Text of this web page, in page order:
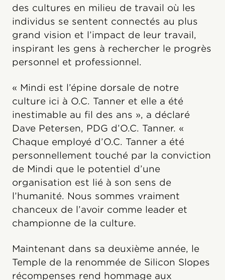
des cultures en milieu de travail où les
individus se sentent connectés au plus
grand vision et l’impact de leur travail,
inspirant les gens à rechercher le progrès
personnel et professionnel.
« Mindi est l’épine dorsale de notre
culture ici à O.C. Tanner et elle a été
inestimable au fil des ans », a déclaré
Dave Petersen, PDG d’O.C. Tanner. «
Chaque employé d’O.C. Tanner a été
personnellement touché par la conviction
de Mindi que le potentiel d’une
organisation est lié à son sens de
l’humanité. Nous sommes vraiment
chanceux de l’avoir comme leader et
championne de la culture.
Maintenant dans sa deuxième année, le
Temple de la renommée de Silicon Slopes
récompenses rend hommage aux